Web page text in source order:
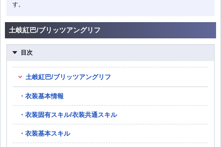
す。
土岐紅巴/ブリッツアングリフ
目次
土岐紅巴/ブリッツアングリフ
衣装基本情報
衣装固有スキル/衣装共通スキル
衣装基本スキル